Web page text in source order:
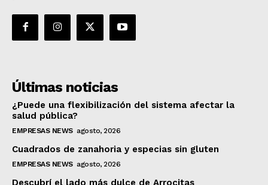
Últimas noticias
¿Puede una flexibilización del sistema afectar la
salud pública?
EMPRESAS NEWS agosto, 2026
Cuadrados de zanahoria y especias sin gluten
EMPRESAS NEWS agosto, 2026
Descubrí el lado más dulce de Arrocitas